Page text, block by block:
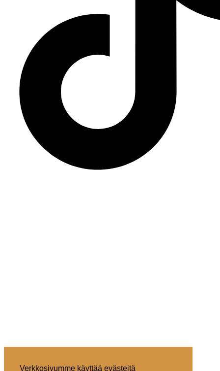
Verkkosivumme käyttää evästeitä